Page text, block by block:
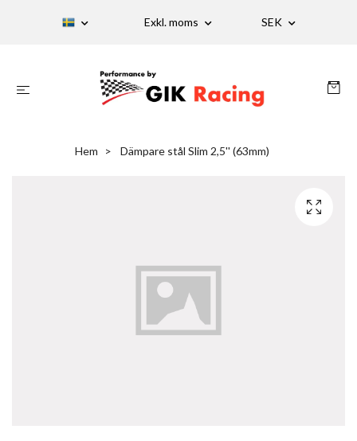
Exkl. moms SEK
Hem Dämpare stål Slim 2,5'' (63mm)